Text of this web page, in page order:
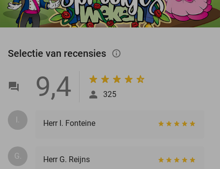
Selectie van recensies info_outlined
9,4 325
I. Herr I. Fonteine
G. Herr G. Reijns